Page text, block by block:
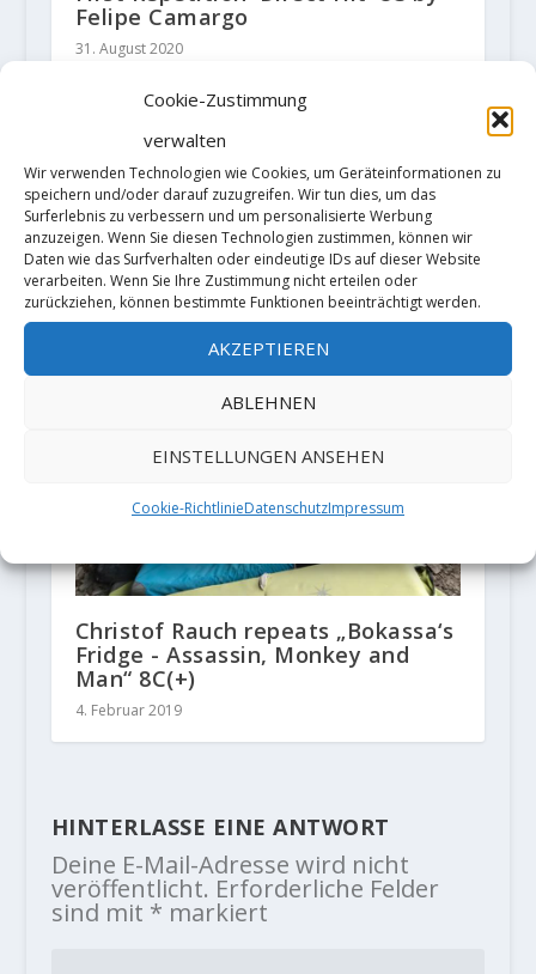
Cookie-Zustimmung
verwalten
Wir verwenden Technologien wie Cookies, um Geräteinformationen zu
speichern und/oder darauf zuzugreifen. Wir tun dies, um das
Surferlebnis zu verbessern und um personalisierte Werbung
anzuzeigen. Wenn Sie diesen Technologien zustimmen, können wir
Daten wie das Surfverhalten oder eindeutige IDs auf dieser Website
verarbeiten. Wenn Sie Ihre Zustimmung nicht erteilen oder
zurückziehen, können bestimmte Funktionen beeinträchtigt werden.
AKZEPTIEREN
ABLEHNEN
EINSTELLUNGEN ANSEHEN
Cookie-RichtlinieDatenschutzImpressum
Felipe Camargo
31. August 2020
Christof Rauch repeats „Bokassa‘s
Fridge - Assassin, Monkey and
Man“ 8C(+)
4. Februar 2019
HINTERLASSE EINE ANTWORT
Deine E-Mail-Adresse wird nicht
veröffentlicht. Erforderliche Felder
sind mit * markiert